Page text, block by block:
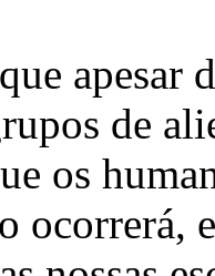
apesar
de
os
ocorrerá,